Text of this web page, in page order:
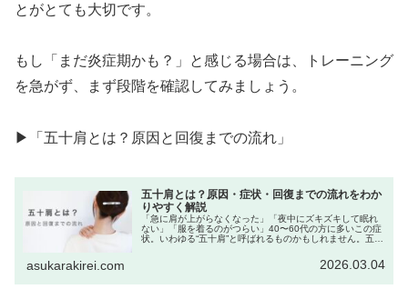
とがとても大切です。
もし「まだ炎症期かも？」と感じる場合は、トレーニング
を急がず、まず段階を確認してみましょう。
▶︎「五十肩とは？原因と回復までの流れ」
五十肩とは？原因・症状・回復までの流れをわか
りやすく解説
「急に肩が上がらなくなった」「夜中にズキズキして眠れ
ない」「服を着るのがつらい」40〜60代の方に多いこの症
状。いわゆる“五十肩”と呼ばれるものかもしれません。五十
asukarakirei.com 2026.03.04